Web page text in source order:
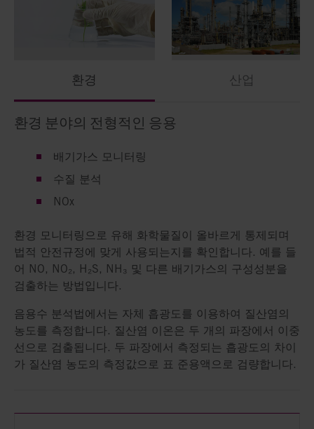
환경 산업
환경 분야의 전형적인 응용
배기가스 모니터링
수질 분석
NOx
환경 모니터링으로 유해 화학물질이 올바르게 통제되며
법적 안전규정에 맞게 사용되는지를 확인합니다. 예를 들
어 NO, NO₂, H₂S, NH₃ 및 다른 배기가스의 구성성분을
검출하는 방법입니다.
음용수 분석법에서는 자체 흡광도를 이용하여 질산염의
농도를 측정합니다. 질산염 이온은 두 개의 파장에서 이중
선으로 검출됩니다. 두 파장에서 측정되는 흡광도의 차이
가 질산염 농도의 측정값으로 표 준용액으로 검량합니다.
산업 분야의 전형적인 응용
유황 모니터링
배기가스 모니터링
기관의 촉매를 열화시키고, 이로 인해 대기오염을 가속화
하며 유독성 증기 및 산성비를 초래합니다.
NO, NO₂, H₂S, NH₃ 및 다른 배출가스에 대한 검출방법이
공정 모니터링에 사용됩니다.
의학 분야의 전형적인 응용
피부과 검사
혈액 분석 / 소변 분석
행할 수 있습니다. 분광광도계는 절개를 하지 않고도 피부
사진이 제공되도록 진피층을 신뢰성 있게 측정합니다.